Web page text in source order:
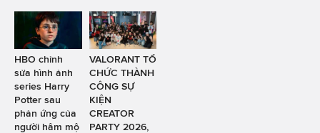
HBO chỉnh
sửa hình ảnh
series Harry
Potter sau
phản ứng của
người hâm mộ
VALORANT TỔ
CHỨC THÀNH
CÔNG SỰ
KIỆN
CREATOR
PARTY 2026,